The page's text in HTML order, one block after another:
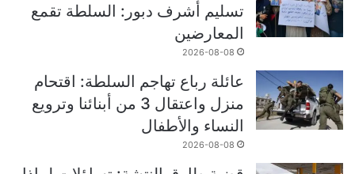
تسليم أشرف دبور: السلطة تقمع
المعارضين
2026-08-08
عائلة رباع تهاجم السلطة: اقتحام
منزل واعتقال 3 من أبنائنا وترويع
النساء والأطفال
2026-08-08